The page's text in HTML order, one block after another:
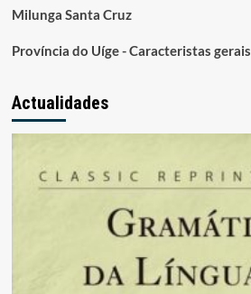
Milunga Santa Cruz
Província do Uíge - Caracteristas gerais
Actualidades